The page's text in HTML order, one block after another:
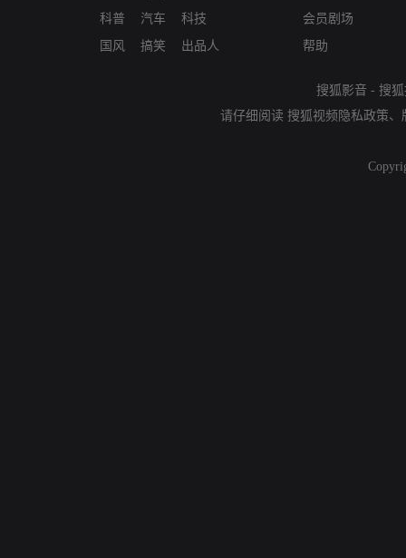
科普
国风
汽车
搞笑
科技
出品人
会员剧场
帮助
搜狐影音 - 搜
请仔细阅读 搜狐视频隐私政策、